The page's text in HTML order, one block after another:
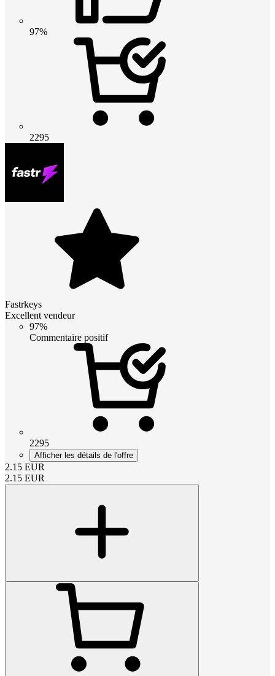
97%
2295
Fastrkeys
Excellent vendeur
97%
Commentaire positif
2295
Afficher les détails de l'offre
2.15 EUR
2.15 EUR